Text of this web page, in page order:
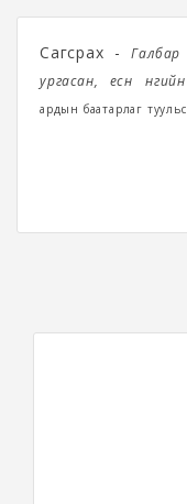
Сагсрах -
ургасан, есөн
ардын баатарлаг